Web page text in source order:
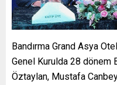
Bandırma Grand Asya
Genel Kurulda 28 dönem
Öztaylan, Mustafa